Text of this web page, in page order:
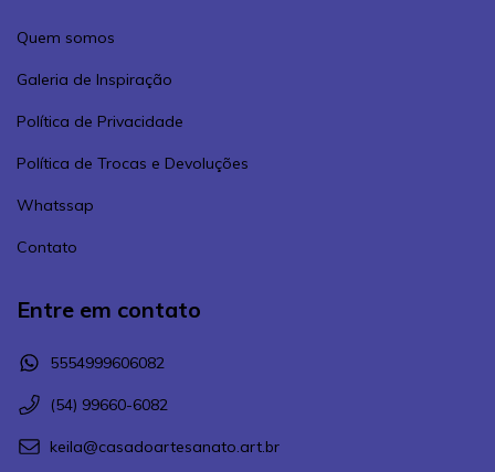
Quem somos
Galeria de Inspiração
Política de Privacidade
Política de Trocas e Devoluções
Whatssap
Contato
Entre em contato
5554999606082
(54) 99660-6082
keila@casadoartesanato.art.br